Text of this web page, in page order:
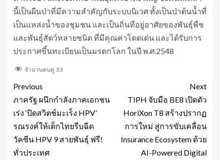
นี้เป็นผืนป่าที่มีความสำคัญกับระบบนิเวศ ทั้งเป็นป่าต้นน้ำที่
เป็นแหล่งน้ำของชุมชน และเป็นถิ่นที่อยู่อาศัยของพันธุ์พืช
และพันธุ์สัตว์หลายชนิด ที่มีคุณค่าโดดเด่น และได้รับการ
ประกาศขึ้นทะเบียนเป็นมรดกโลก ในปี พ.ศ.2548
จำนวนคนดู 33
Previous
ภาครัฐ ผนึกกำลังภาคเอกชน
เร่ง ‘ปิดสวิตช์มะเร็ง HPV’
รณรงค์ให้เด็กไทยรีบฉีด
วัคซีน HPV 9 สายพันธุ์ ฟรี!
ทั่วประเทศ
Next
TIPH จับมือ BE8 เปิดตัว
HoriXon T8 สร้างปรากฏ
การใหม่ สู่การขับเคลื่อน
Insurance Ecosystem ด้วย
AI-Powered Digital